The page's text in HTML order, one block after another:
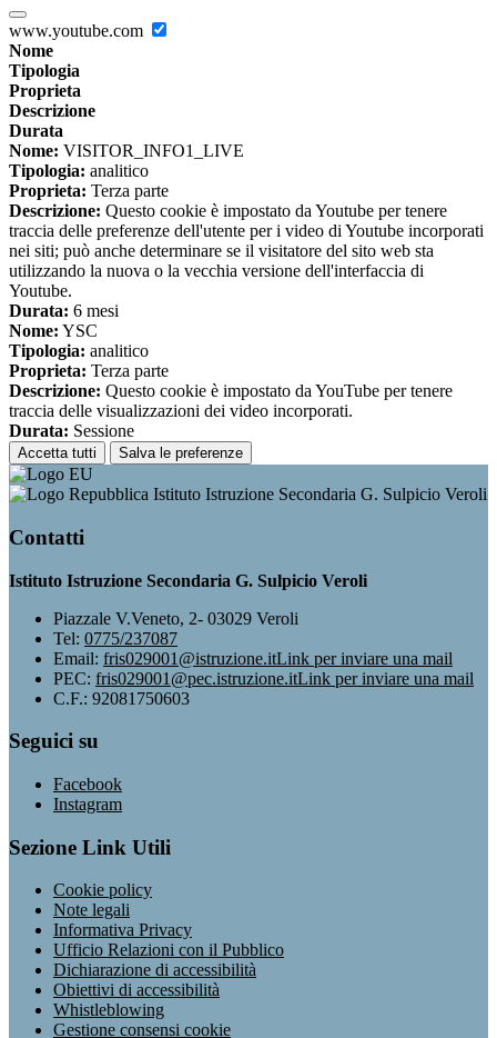
www.youtube.com
Nome
Tipologia
Proprieta
Descrizione
Durata
Nome: VISITOR_INFO1_LIVE
Tipologia: analitico
Proprieta: Terza parte
Descrizione: Questo cookie è impostato da Youtube per tenere
traccia delle preferenze dell'utente per i video di Youtube incorporati
nei siti; può anche determinare se il visitatore del sito web sta
utilizzando la nuova o la vecchia versione dell'interfaccia di
Youtube.
Durata: 6 mesi
Nome: YSC
Tipologia: analitico
Proprieta: Terza parte
Descrizione: Questo cookie è impostato da YouTube per tenere
traccia delle visualizzazioni dei video incorporati.
Durata: Sessione
Accetta tutti Salva le preferenze
Istituto Istruzione Secondaria G. Sulpicio Veroli
Contatti
Istituto Istruzione Secondaria G. Sulpicio Veroli
Piazzale V.Veneto, 2- 03029 Veroli
Tel: 0775/237087
Email: fris029001@istruzione.itLink per inviare una mail
PEC: fris029001@pec.istruzione.itLink per inviare una mail
C.F.: 92081750603
Seguici su
Facebook
Instagram
Sezione Link Utili
Cookie policy
Note legali
Informativa Privacy
Ufficio Relazioni con il Pubblico
Dichiarazione di accessibilità
Obiettivi di accessibilità
Whistleblowing
Gestione consensi cookie